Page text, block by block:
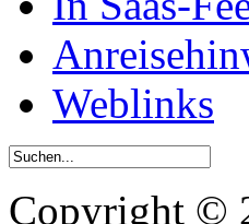
Weblinks
Copyright ©